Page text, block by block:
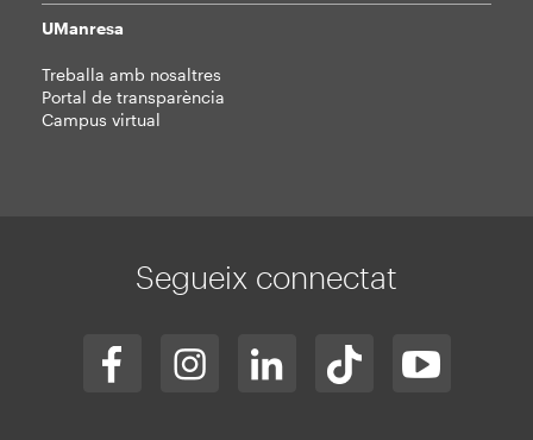
UManresa
Treballa amb nosaltres
Portal de transparència
Campus virtual
Segueix connectat